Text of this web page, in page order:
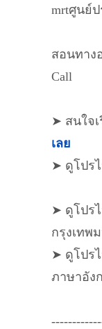
mrtศูนย์
สอนทาง
Call
➤ สนใจ
เลย
➤ ดูโปร
➤ ดูโปร
กรุงเทพ
➤ ดูโปร
ภาษาอัง